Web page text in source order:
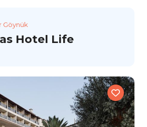
Göynük
Hotel Life